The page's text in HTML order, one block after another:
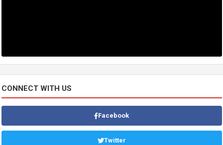
CONNECT WITH US
Facebook
Twitter